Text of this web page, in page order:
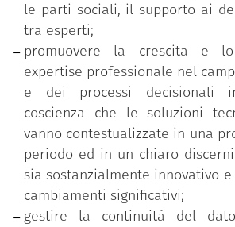
le parti sociali, il supporto ai
tra esperti;
promuovere la crescita e
expertise professionale nel
e dei processi decisionali
coscienza che le soluzioni
vanno contestualizzate in una
periodo ed in un chiaro
sia sostanzialmente innovativo
cambiamenti significativi;
gestire la continuità del